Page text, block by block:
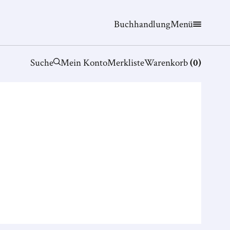
BuchhandlungMenü
Suche Mein KontoMerklisteWarenkorb(0)